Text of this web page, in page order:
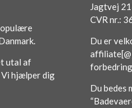
utal af
Vi hjælper dig
Jagtvej
CVR nr.:
Du er
Du bedes